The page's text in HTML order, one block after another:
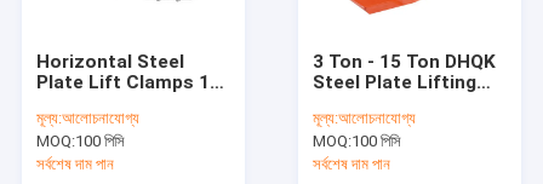
পলিয়েস্টার বেবাল slings
বৈদ্যুতিক এন্টি ভিঞ্চ
Horizontal Steel
Plate Lift Clamps 1T
Plate Clamp With
Forged Head
মূল্য:আলোচনাযোগ্য
MOQ:100 পিসি
সর্বশেষ দাম পান
3 Ton - 15 Ton DHQK
Steel Plate Lifting
Safety OEM
মূল্য:আলোচনাযোগ্য
MOQ:100 পিসি
সর্বশেষ দাম পান